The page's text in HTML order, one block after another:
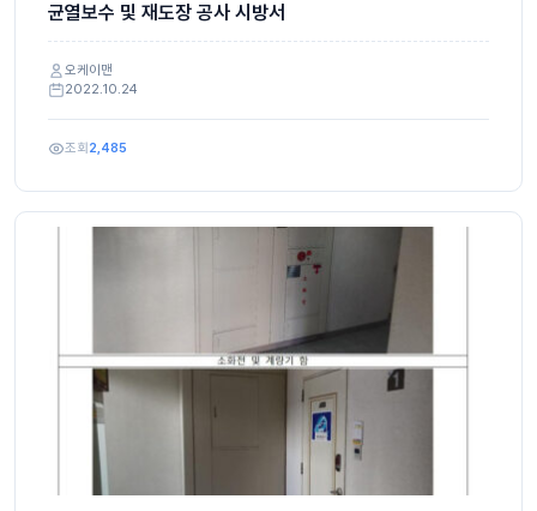
균열보수 및 재도장 공사 시방서
오케이맨
2022.10.24
조회 2,485